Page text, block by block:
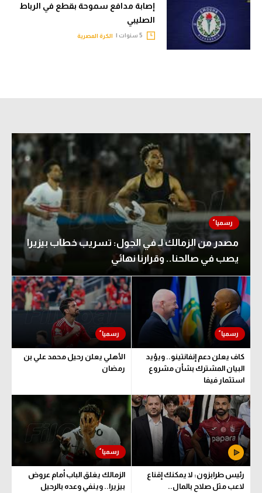
أمم إفريقيا
كرة السلة الأمريكية
الوطن العربي
في المونديال
رياضة نسائية
آسيا
أمريكا
ركن الألعاب
أقسام خاصة
Gamers
ميركاتو
تحقيق في الجول
تقرير في الجول
تحليل في الجول
حكايات في الجول
كويز في الجول
فيديو في الجول
إصابة مدافع سموحة بقطع في الرباط
الصليبي
الكرة المصرية
مصدر من الزمالك لـ في الجول: تسريب خطاب بيزيرا
يصب في صالحنا.. وقرارنا نهائي
كاف يعلن دعم إنفانتينو.. ويؤيد
البيان المشترك بشأن مشروع
استثمار فيفا
الأهلي يعلن رحيل محمد علي بن
رمضان
رئيس طرابزون: لا يمكنك إقناع
لاعب مثل صلاح بالمال..
الزمالك يغلق الباب أمام عروض
بيزيرا.. وينفي وعده بالرحيل